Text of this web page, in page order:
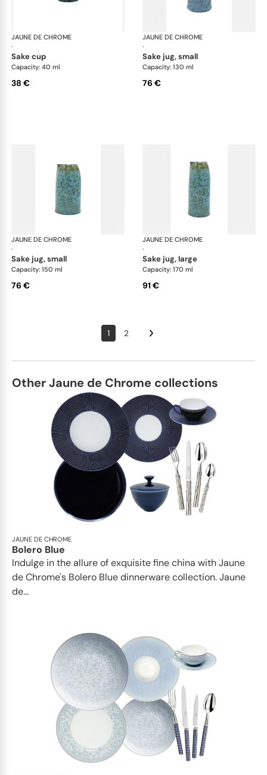
JAUNE DE CHROME
·
Nymphéa
sake cup
Capacity: 40 ml
38 €
JAUNE DE CHROME
·
sake jug, small
Capacity: 130 ml
76 €
JAUNE DE CHROME
·
Nymphéa
sake jug, small
Capacity: 150 ml
76 €
JAUNE DE CHROME
·
sake jug, large
Capacity: 170 ml
91 €
1 2
Other Jaune de Chrome collections
JAUNE DE CHROME
Bolero Blue
Indulge in the allure of exquisite fine china with Jaune
de Chrome's Bolero Blue dinnerware collection. Jaune
de...